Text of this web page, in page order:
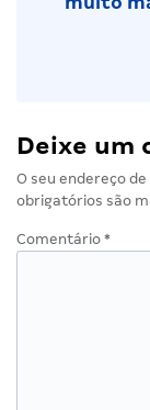
Deixe um
O seu endereço
obrigatórios são
Comentário *